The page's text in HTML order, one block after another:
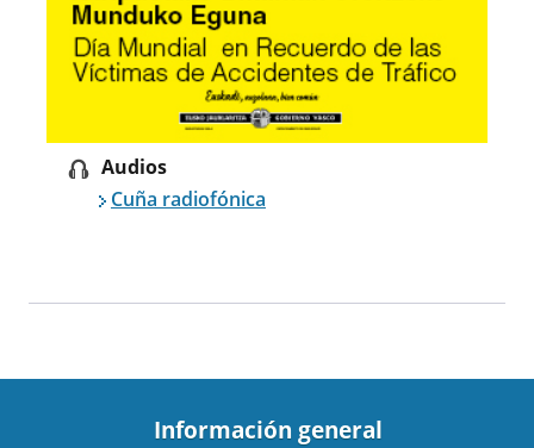
Audios
Cuña radiofónica
Información general